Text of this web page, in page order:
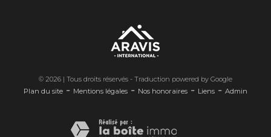
© 2026 | Tous droits réservés - Traduction powered by Google
Plan du site - Mentions légales - Nos honoraires - Liens - Admin